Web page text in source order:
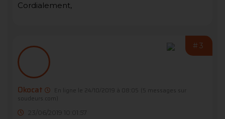
Cordialement,
#3
Okocat En ligne le 24/10/2019 à 08:05
(5 messages sur
soudeurs.com)
23/06/2019 10:01:57